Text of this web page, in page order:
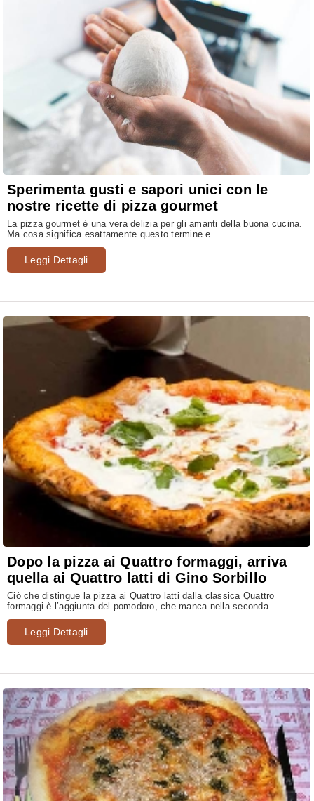
Sperimenta gusti e sapori unici con le
nostre ricette di pizza gourmet
La pizza gourmet è una vera delizia per gli amanti della buona cucina.
Ma cosa significa esattamente questo termine e ...
Leggi Dettagli
Dopo la pizza ai Quattro formaggi, arriva
quella ai Quattro latti di Gino Sorbillo
Ciò che distingue la pizza ai Quattro latti dalla classica Quattro
formaggi è l’aggiunta del pomodoro, che manca nella seconda. ...
Leggi Dettagli